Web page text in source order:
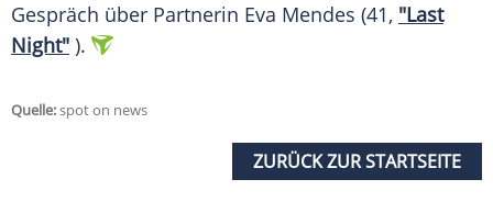
Gespräch über Partnerin Eva Mendes (41, "Last
Night" ).
Quelle:spot on news
ZURÜCK ZUR STARTSEITE